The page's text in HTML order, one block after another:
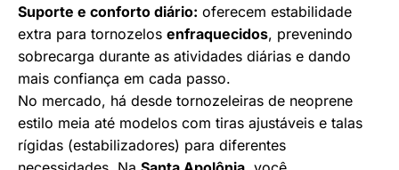
Suporte e conforto diário: oferecem estabilidade
extra para tornozelos enfraquecidos, prevenindo
sobrecarga durante as atividades diárias e dando
mais confiança em cada passo.
No mercado, há desde tornozeleiras de neoprene
estilo meia até modelos com tiras ajustáveis e talas
rígidas (estabilizadores) para diferentes